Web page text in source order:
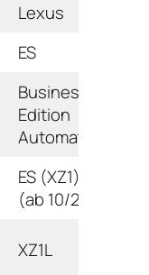
Lexus
ES
Business
Edition
Automatik
ES (XZ1)
(ab 10/21)
XZ1L